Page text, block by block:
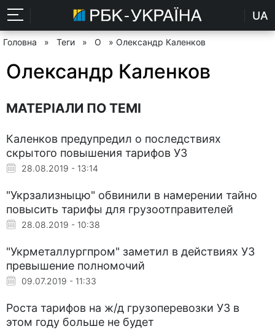
UA
Головна » Теги » О » Олександр Каленков
Олександр Каленков
МАТЕРІАЛИ ПО ТЕМІ
Каленков предупредил о последствиях
скрытого повышения тарифов УЗ
28.08.2019 - 13:14
"Укрзализныцю" обвинили в намерении тайно
повысить тарифы для грузоотправителей
28.08.2019 - 10:38
"Укрметаллургпром" заметил в действиях УЗ
превышение полномочий
09.07.2019 - 11:33
Роста тарифов на ж/д грузоперевозки УЗ в
этом году больше не будет